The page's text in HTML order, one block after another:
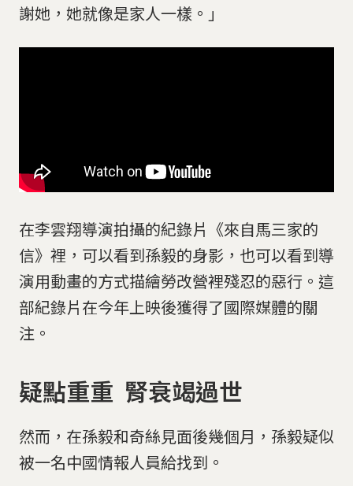
謝她，她就像是家人一樣。」
在李雲翔導演拍攝的紀錄片《來自馬三家的
信》裡，可以看到孫毅的身影，也可以看到導
演用動畫的方式描繪勞改營裡殘忍的惡行。這
部紀錄片在今年上映後獲得了國際媒體的關
注。
疑點重重 腎衰竭過世
然而，在孫毅和奇絲見面後幾個月，孫毅疑似
被一名中國情報人員給找到。